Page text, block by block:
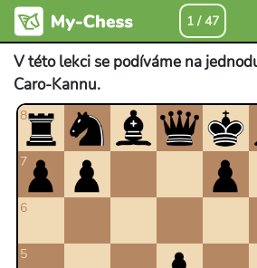
V této lekci se podíváme na
Caro-Kannu.
8
7
6
5
1 / 47